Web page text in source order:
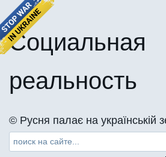
Социальная
реальность
©️ Русня палає на українській